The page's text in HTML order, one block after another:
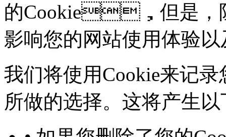
的Cookie，但是
影响您的网站使用体验
我们将使用Cookie来记
所做的选择。这将产生以